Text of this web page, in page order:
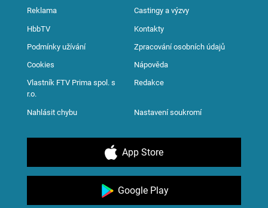
Reklama Castingy a výzvy
HbbTV Kontakty
Podmínky užívání Zpracování osobních údajů
Cookies Nápověda
Vlastník FTV Prima spol. s
r.o.
Redakce
Nahlásit chybu Nastavení soukromí
App Store
Google Play